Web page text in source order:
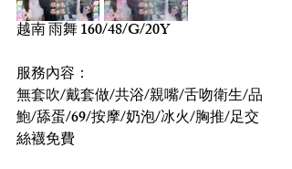
越南 雨舞 160/48/G/20Y
服務內容：
無套吹/戴套做/共浴/親嘴/舌吻衛生/品
鮑/舔蛋/69/按摩/奶泡/冰火/胸推/足交
絲襪免費